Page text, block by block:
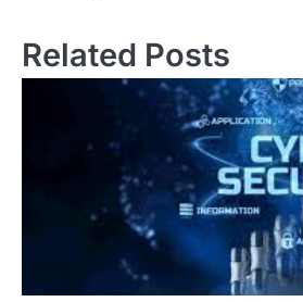
Related Posts